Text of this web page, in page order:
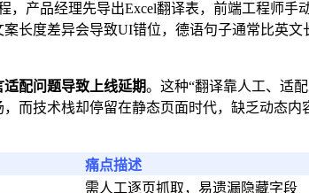
产品经理先导出Excel翻译表，前端工程师
长度差异会导致UI错位，德语句子通常比英
配问题导致上线延期。这种“翻译靠人工、适
而技术栈却停留在静态页面时代，缺乏动态内
痛点描述
需人工逐页抓取，易遗漏隐藏字段